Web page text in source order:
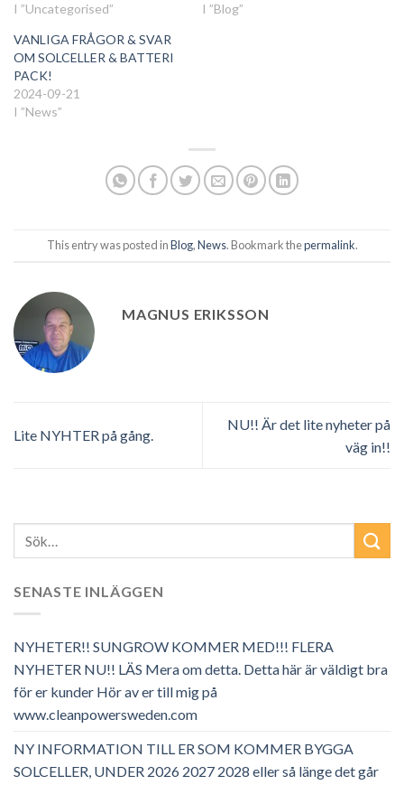
I ”Uncategorised”
I ”Blog”
VANLIGA FRÅGOR & SVAR
OM SOLCELLER & BATTERI
PACK!
2024-09-21
I ”News”
This entry was posted inBlog,News. Bookmark thepermalink.
MAGNUS ERIKSSON
Lite NYHTER på gång.
NU!! Är det lite nyheter på
väg in!!
SENASTE INLÄGGEN
NYHETER!! SUNGROW KOMMER MED!!! FLERA
NYHETER NU!! LÄS Mera om detta. Detta här är väldigt bra
för er kunder Hör av er till mig på
www.cleanpowersweden.com
NY INFORMATION TILL ER SOM KOMMER BYGGA
SOLCELLER, UNDER 2026 2027 2028 eller så länge det går